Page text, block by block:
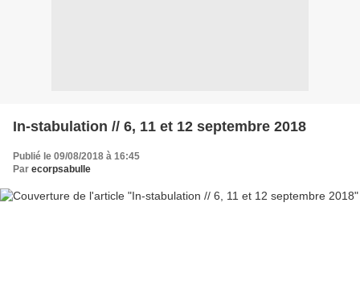
In-stabulation // 6, 11 et 12 septembre 2018
Publié le 09/08/2018 à 16:45
Par ecorpsabulle